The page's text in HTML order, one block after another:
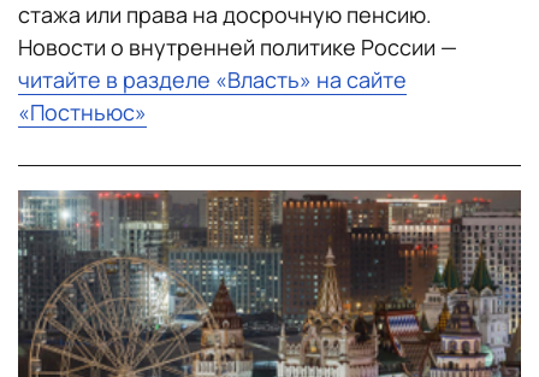
стажа или права на досрочную пенсию.
Новости о внутренней политике России —
читайте в разделе «Власть» на сайте
«Постньюс»